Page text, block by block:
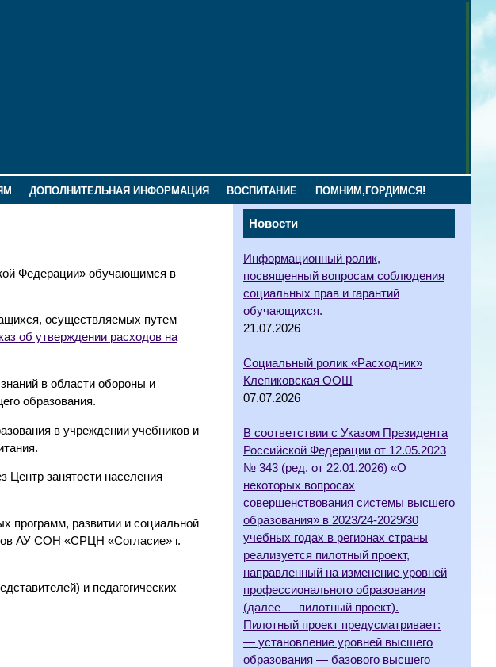
ДОПОЛНИТЕЛЬНАЯ ИНФОРМАЦИЯ ВОСПИТАНИЕ ПОМНИМ,ГОРДИМСЯ!
Новости
Информационный ролик,
посвященный вопросам соблюдения
социальных прав и гарантий
обучающихся.
21.07.2026
Социальный ролик «Расходник»
Клепиковская ООШ
07.07.2026
В соответствии с Указом Президента
Российской Федерации от 12.05.2023
№ 343 (ред. от 22.01.2026) «О
некоторых вопросах
совершенствования системы высшего
образования» в 2023/24-2029/30
учебных годах в регионах страны
реализуется пилотный проект,
направленный на изменение уровней
профессионального образования
(далее — пилотный проект).
Пилотный проект предусматривает:
— установление уровней высшего
образования — базового высшего
Федерации» обучающимся в
осуществляемых путем
об утверждении расходов на
в области обороны и
образования.
в учреждении учебников и
Центр занятости населения
программ, развитии и социальной
АУ СОН «СРЦН «Согласие» г.
и педагогических